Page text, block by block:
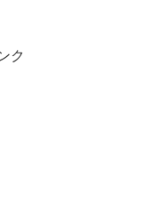
仁木町産のりんご使用。
...
ク